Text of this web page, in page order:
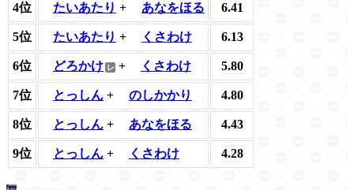
4位 たいあたり + あなをほる 6.41
5位 たいあたり + くさわけ 6.13
6位 どろかけ + くさわけ 5.80
7位 とっしん + のしかかり 4.80
8位 とっしん + あなをほる 4.43
9位 とっしん + くさわけ 4.28